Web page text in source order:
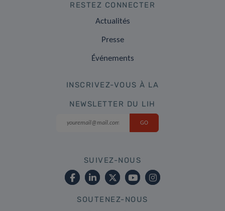
RESTEZ CONNECTER
Actualités
Presse
Événements
INSCRIVEZ-VOUS À LA
NEWSLETTER DU LIH
SUIVEZ-NOUS
SOUTENEZ-NOUS